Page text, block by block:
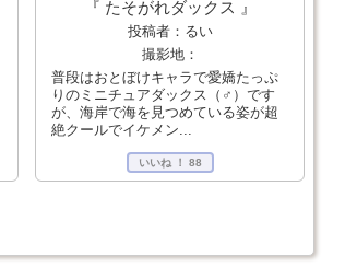
『 たそがれダックス 』
投稿者：るい
撮影地：
普段はおとぼけキャラで愛嬌たっぷ
りのミニチュアダックス（♂）です
が、海岸で海を見つめている姿が超
絶クールでイケメン...
いいね ！ 88